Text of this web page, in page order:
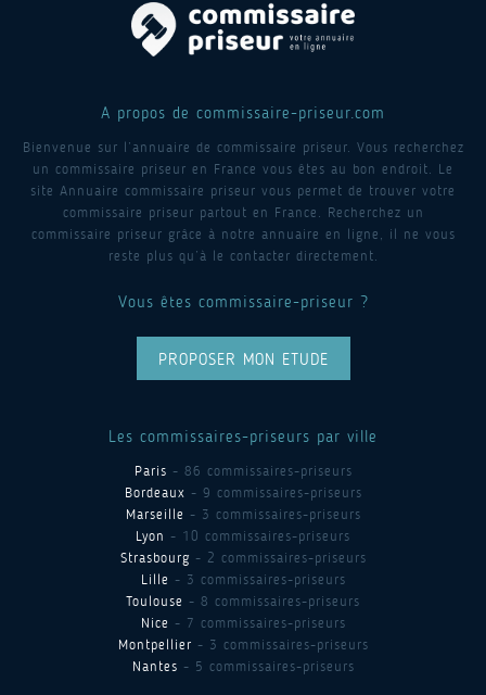
A propos de commissaire-priseur.com
Bienvenue sur l’annuaire de commissaire priseur. Vous recherchez
un commissaire priseur en France vous êtes au bon endroit. Le
site Annuaire commissaire priseur vous permet de trouver votre
commissaire priseur partout en France. Recherchez un
commissaire priseur grâce à notre annuaire en ligne, il ne vous
reste plus qu’à le contacter directement.
Vous êtes commissaire-priseur ?
PROPOSER MON ETUDE
Les commissaires-priseurs par ville
Paris - 86 commissaires-priseurs
Bordeaux - 9 commissaires-priseurs
Marseille - 3 commissaires-priseurs
Lyon - 10 commissaires-priseurs
Strasbourg - 2 commissaires-priseurs
Lille - 3 commissaires-priseurs
Toulouse - 8 commissaires-priseurs
Nice - 7 commissaires-priseurs
Montpellier - 3 commissaires-priseurs
Nantes - 5 commissaires-priseurs